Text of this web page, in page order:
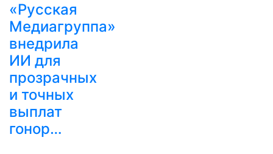
«Русская
Медиагруппа»
внедрила
ИИ для
прозрачных
и точных
выплат
гонор…